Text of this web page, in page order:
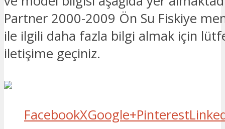
Partner 2000-2009 Ön Su Fiskiye
ile ilgili daha fazla bilgi almak için
iletişime geçiniz.
FacebookXGoogle+Pinterest